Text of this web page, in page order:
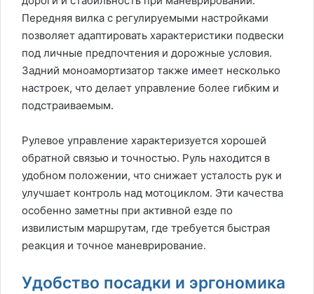
Передняя вилка с регулируемыми настройками
позволяет адаптировать характеристики подвески
под личные предпочтения и дорожные условия.
Задний моноамортизатор также имеет несколько
настроек, что делает управление более гибким и
подстраиваемым.
Рулевое управление характеризуется хорошей
обратной связью и точностью. Руль находится в
удобном положении, что снижает усталость рук и
улучшает контроль над мотоциклом. Эти качества
особенно заметны при активной езде по
извилистым маршрутам, где требуется быстрая
реакция и точное маневрирование.
Удобство посадки и эргономика